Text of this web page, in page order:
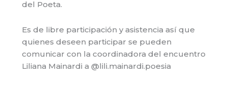
del Poeta.
Es de libre participación y asistencia así que
quienes deseen participar se pueden
comunicar con la coordinadora del encuentro
Liliana Mainardi a @lili.mainardi.poesia